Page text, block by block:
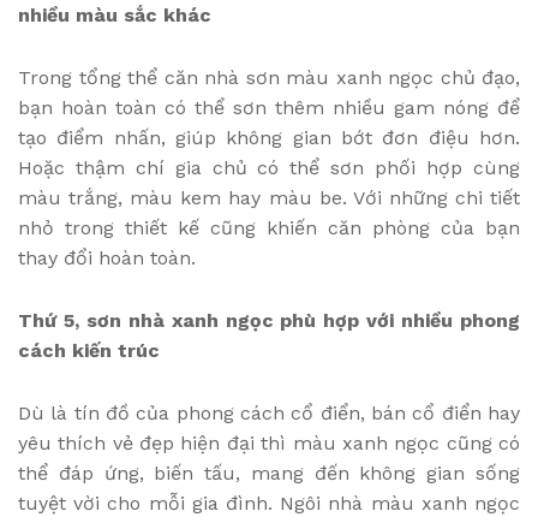
nhiều màu sắc khác
Trong tổng thể căn nhà sơn màu xanh ngọc chủ đạo,
bạn hoàn toàn có thể sơn thêm nhiều gam nóng để
tạo điểm nhấn, giúp không gian bớt đơn điệu hơn.
Hoặc thậm chí gia chủ có thể sơn phối hợp cùng
màu trắng, màu kem hay màu be. Với những chi tiết
nhỏ trong thiết kế cũng khiến căn phòng của bạn
thay đổi hoàn toàn.
Thứ 5, sơn nhà xanh ngọc phù hợp với nhiều phong
cách kiến trúc
Dù là tín đồ của phong cách cổ điển, bán cổ điển hay
yêu thích vẻ đẹp hiện đại thì màu xanh ngọc cũng có
thể đáp ứng, biến tấu, mang đến không gian sống
tuyệt vời cho mỗi gia đình. Ngôi nhà màu xanh ngọc